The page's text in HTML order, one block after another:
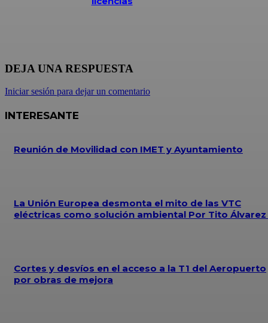
DEJA UNA RESPUESTA
Iniciar sesión para dejar un comentario
INTERESANTE
Reunión de Movilidad con IMET y Ayuntamiento
La Unión Europea desmonta el mito de las VTC
eléctricas como solución ambiental Por Tito Álvarez
Cortes y desvíos en el acceso a la T1 del Aeropuerto
por obras de mejora